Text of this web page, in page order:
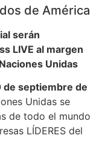
de América
serán
LIVE al margen
Unidas
de septiembre de
Unidas se
de todo el mundo
LÍDERES del